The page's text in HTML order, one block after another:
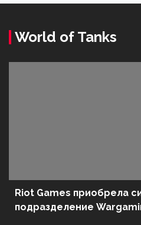
World of Tanks
Riot Games приобрела
подразделение